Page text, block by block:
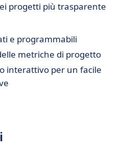
progetti più trasparente
e programmabili
metriche di progetto
interattivo per un facile